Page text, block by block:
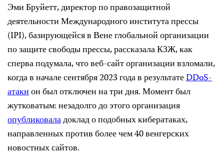
Эми Бруйетт, директор по правозащитной
деятельности Международного института прессы
(IPI), базирующейся в Вене глобальной организации
по защите свободы прессы, рассказала КЗЖ, как
сперва подумала, что веб-сайт организации взломали,
когда в начале сентября 2023 года в результатеDDoS-
атакион был отключен на три дня. Момент был
жутковатым: незадолго до этого организация
опубликоваладоклад о подобных кибератаках,
направленных против более чем 40 венгерских
новостных сайтов.